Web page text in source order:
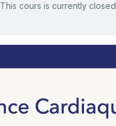
This cours is currently closed